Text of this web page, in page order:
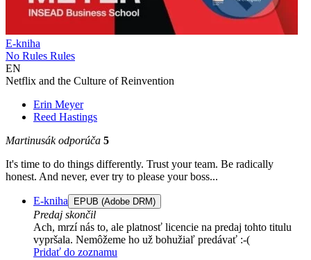
E-kniha
No Rules Rules
EN
Netflix and the Culture of Reinvention
Erin Meyer
Reed Hastings
Martinusák odporúča 5
It's time to do things differently. Trust your team. Be radically
honest. And never, ever try to please your boss...
E-kniha EPUB (Adobe DRM)
Predaj skončil
Ach, mrzí nás to, ale platnosť licencie na predaj tohto titulu
vypršala. Nemôžeme ho už bohužiaľ predávať :-(
Pridať do zoznamu